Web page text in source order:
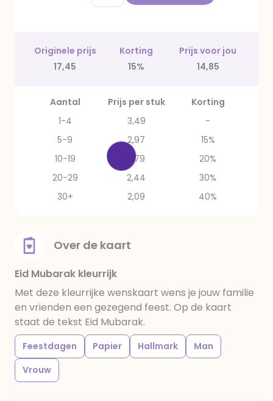
Originele prijs Korting
Prijs voor jou
17,45
15% 14,85
Aantal Prijs per stuk
Korting
1-4
3,49
-
5-9
2,97
15%
10-19
2,79
20%
20-29
2,44
30%
30+
2,09 40%
Over de kaart
Eid Mubarak kleurrijk
Met deze kleurrijke wenskaart wens je jouw familie
en vrienden een gezegend feest. Op de kaart
staat de tekst Eid Mubarak.
Feestdagen Papier Hallmark
Man
Vrouw